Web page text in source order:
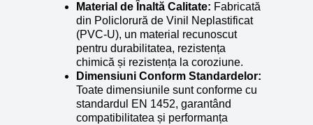
Material de Înaltă Calitate: Fabricată
din Policlorură de Vinil Neplastificat
(PVC-U), un material recunoscut
pentru durabilitatea, rezistența
chimică și rezistența la coroziune.
Dimensiuni Conform Standardelor:
Toate dimensiunile sunt conforme cu
standardul EN 1452, garantând
compatibilitatea și performanța